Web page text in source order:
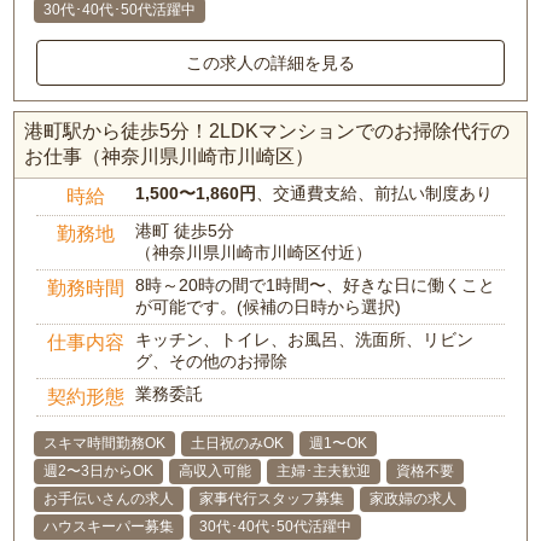
30代･40代･50代活躍中
この求人の詳細を見る
港町駅から徒歩5分！2LDKマンションでのお掃除代行の
お仕事（神奈川県川崎市川崎区）
時給 1,500〜1,860円、交通費支給、前払い制度あり
勤務地
港町 徒歩5分
（神奈川県川崎市川崎区付近）
勤務時間
8時～20時の間で1時間〜、好きな日に働くこと
が可能です。(候補の日時から選択)
仕事内容
キッチン、トイレ、お風呂、洗面所、リビン
グ、その他のお掃除
契約形態 業務委託
スキマ時間勤務OK 土日祝のみOK
週1〜OK
週2〜3日からOK
高収入可能 主婦･主夫歓迎
資格不要
お手伝いさんの求人
家事代行スタッフ募集
家政婦の求人
ハウスキーパー募集
30代･40代･50代活躍中